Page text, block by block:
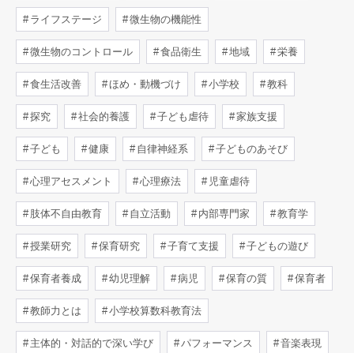
ライフステージ 微生物の機能性
微生物のコントロール 食品衛生 地域 栄養
食生活改善 ほめ・動機づけ 小学校 教科
探究 社会的養護 子ども虐待 家族支援
子ども 健康 自律神経系 子どものあそび
心理アセスメント 心理療法 児童虐待
肢体不自由教育 自立活動 内部専門家 教育学
授業研究 保育研究 子育て支援 子どもの遊び
保育者養成 幼児理解 病児 保育の質 保育者
教師力とは 小学校算数科教育法
主体的・対話的で深い学び パフォーマンス 音楽表現